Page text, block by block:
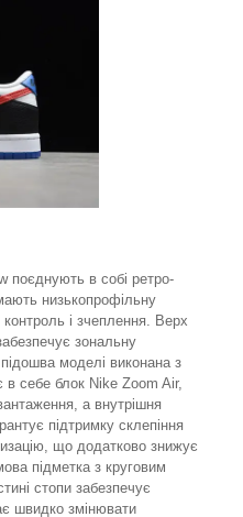
поєднують в собі ретро-
низькопрофільну
і зчеплення. Верх
зональну
моделі виконана з
в себе блок Nike Zoom Air,
а внутрішня
підтримку склепіння
що додатково знижує
підметка з круговим
стопи забезпечує
швидко змінювати